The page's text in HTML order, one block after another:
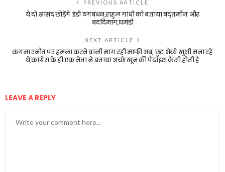
PREVIOUS ARTICLE
ये दो सांसद छोड़ेंगे इंडी ठगबंधन,राहुल गांधी को बताया बद्तमीज और
बददिमाग,घमंडी
NEXT ARTICLE
कंगना रनौत पर हमला करने वाली मांग रही माफी अब, छुट भैय्ये खुशी मना रहे
थे,कांग्रेस के ही एक नेता ने बताया अच्छे खून की पैदाइश कैसी होती है
LEAVE A REPLY